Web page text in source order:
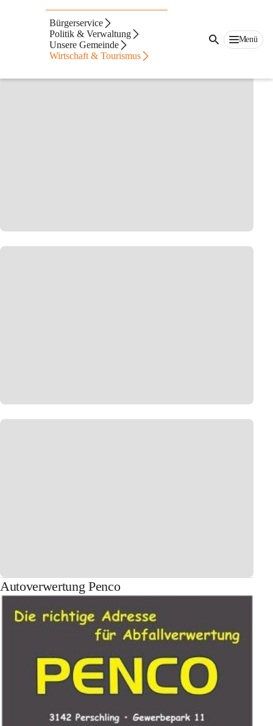
Bürgerservice
Politik & Verwaltung
Unsere Gemeinde
Wirtschaft & Tourismus
Menü
Betriebe
Autoverwertung Penco